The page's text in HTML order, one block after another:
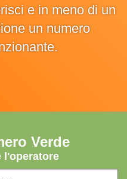
e in meno di un
un numero
Verde
l'operatore